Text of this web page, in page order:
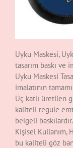
Uyku Maskesi,
tasarım baskı ve
Uyku Maskesi
imalatının
Üç katlı üretilen
kaliteli regule
belgeli baskılardır.
Kişisel Kullanım,
bu kaliteli göz